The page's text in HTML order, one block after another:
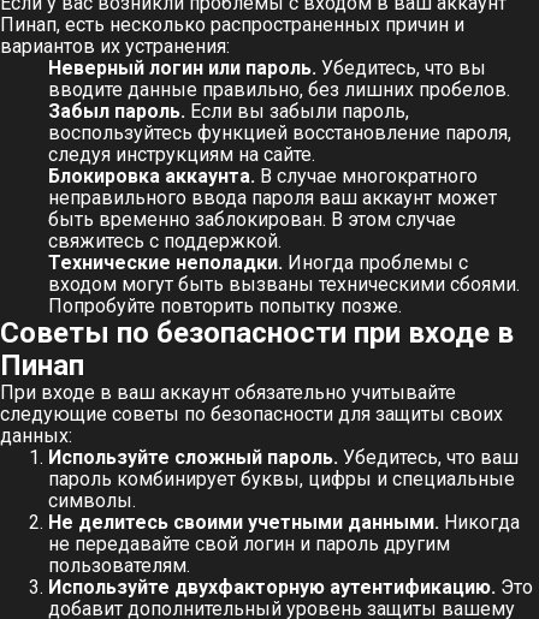
Пинап, есть несколько распространенных причин и
вариантов их устранения:
Неверный логин или пароль. Убедитесь, что вы
вводите данные правильно, без лишних пробелов.
Забыл пароль. Если вы забыли пароль,
воспользуйтесь функцией восстановление пароля,
следуя инструкциям на сайте.
Блокировка аккаунта. В случае многократного
неправильного ввода пароля ваш аккаунт может
быть временно заблокирован. В этом случае
свяжитесь с поддержкой.
Технические неполадки. Иногда проблемы с
входом могут быть вызваны техническими сбоями.
Попробуйте повторить попытку позже.
Советы по безопасности при входе в
Пинап
При входе в ваш аккаунт обязательно учитывайте
следующие советы по безопасности для защиты своих
данных:
Используйте сложный пароль. Убедитесь, что ваш
пароль комбинирует буквы, цифры и специальные
символы.
Не делитесь своими учетными данными. Никогда
не передавайте свой логин и пароль другим
пользователям.
Используйте двухфакторную аутентификацию. Это
добавит дополнительный уровень защиты вашему